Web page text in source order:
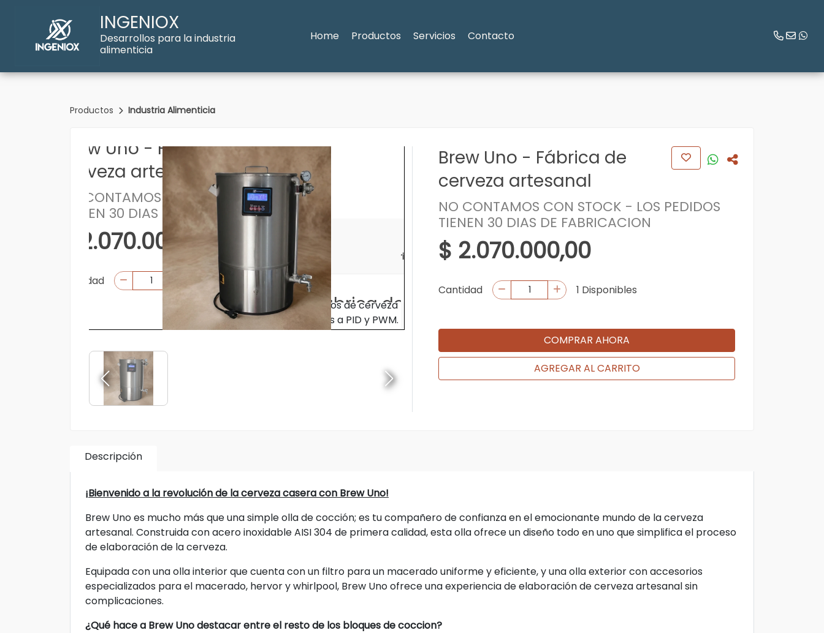
INGENIOX
Desarrollos para la industria
alimenticia
Home Productos Servicios Contacto
Productos Industria Alimenticia
Brew Uno - Fábrica de
cerveza artesanal
NO CONTAMOS CON STOCK - LOS PEDIDOS
TIENEN 30 DIAS DE FABRICACION
$ 2.070.000,00
Cantidad 1 Disponibles
COMPRAR AHORA
AGREGAR AL CARRITO
Descripción
¡Bienvenido a la revolución de la cerveza casera con Brew Uno!
Brew Uno es mucho más que una simple olla de cocción; es tu compañero de confianza en el emocionante mundo de la cerveza
artesanal. Construida con acero inoxidable AISI 304 de primera calidad, esta olla ofrece un diseño todo en uno que simplifica el proceso
de elaboración de la cerveza.
Equipada con una olla interior que cuenta con un filtro para un macerado uniforme y eficiente, y una olla exterior con accesorios
especializados para el macerado, hervor y whirlpool, Brew Uno ofrece una experiencia de elaboración de cerveza artesanal sin
complicaciones.
¿Qué hace a Brew Uno destacar entre el resto de los bloques de coccion?